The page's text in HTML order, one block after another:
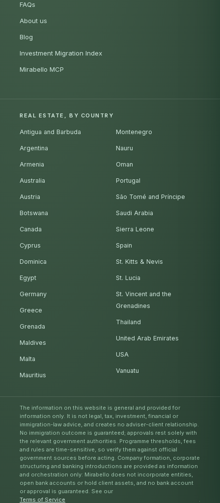
FAQs
About us
Blog
Investment Migration Index
Mirabello MCP
REAL ESTATE, BY COUNTRY
Antigua and Barbuda
Argentina
Armenia
Australia
Austria
Botswana
Canada
Cyprus
Dominica
Egypt
Germany
Greece
Grenada
Maldives
Malta
Mauritius
Montenegro
Nauru
Oman
Portugal
São Tomé and Príncipe
Saudi Arabia
Sierra Leone
Spain
St. Kitts & Nevis
St. Lucia
St. Vincent and the
Grenadines
Thailand
United Arab Emirates
USA
Vanuatu
The information on this website is general and provided for
information only. It is not legal, tax, investment, financial or
immigration-law advice, and creates no adviser-client relationship.
No immigration outcome is guaranteed; approvals rest solely with
the relevant government authorities. Programme thresholds, fees
and rules are time-sensitive, so verify them against official
government sources before acting. Company formation, corporate
structuring and banking introductions are provided as information
and orchestration only: Mirabello does not incorporate entities,
open bank accounts or hold client assets, and no bank account
or approval is guaranteed. See our
Terms of Service
.